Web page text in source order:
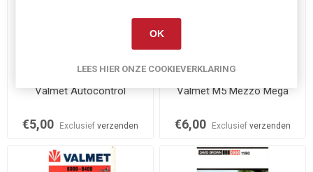
Op voorraad
Valmet Autocontrol
€5,00 Exclusief verzenden
Niet op voorraad
Valmet M5 Mezzo Mega
€6,00 Exclusiefverzenden
OK
LEES HIER ONZE COOKIEVERKLARING